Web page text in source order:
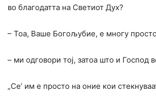
во благодатта на Светиот Дух?
– Toa, Baше Богољубие, е многу
– ми одговори тој, затоа што и Господ
„Се’ им е просто на оние кои